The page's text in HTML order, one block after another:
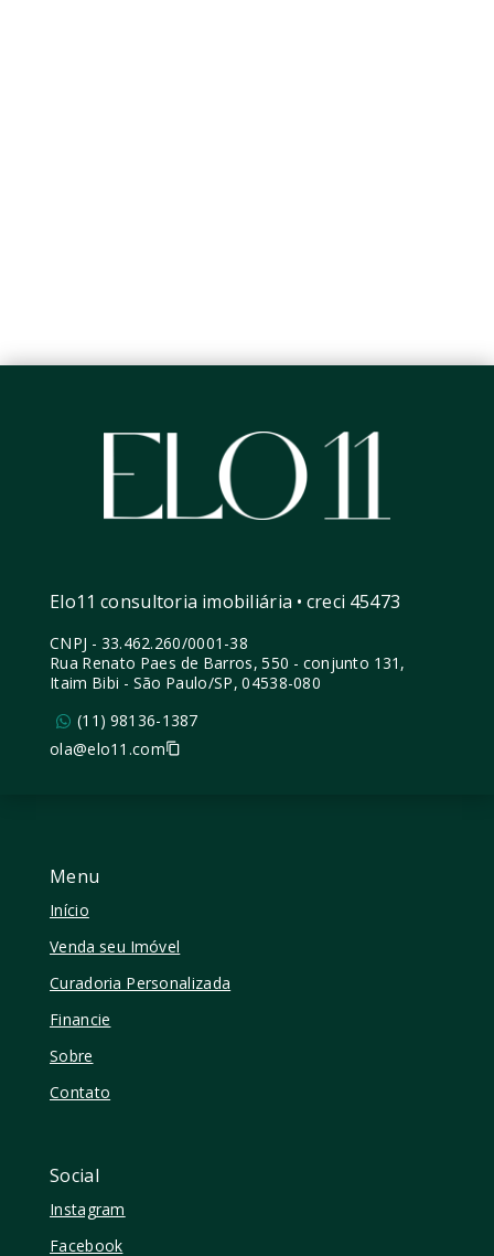
Menu
Início
Venda seu Imóvel
Curadoria Personalizada
Financie
Sobre
Contato
Social
Instagram
Facebook
Elo11 consultoria imobiliária • creci 45473
CNPJ - 33.462.260/0001-38
Rua Renato Paes de Barros, 550 - conjunto 131,
Itaim Bibi - São Paulo/SP, 04538-080
(11) 98136-1387
ola@elo11.com